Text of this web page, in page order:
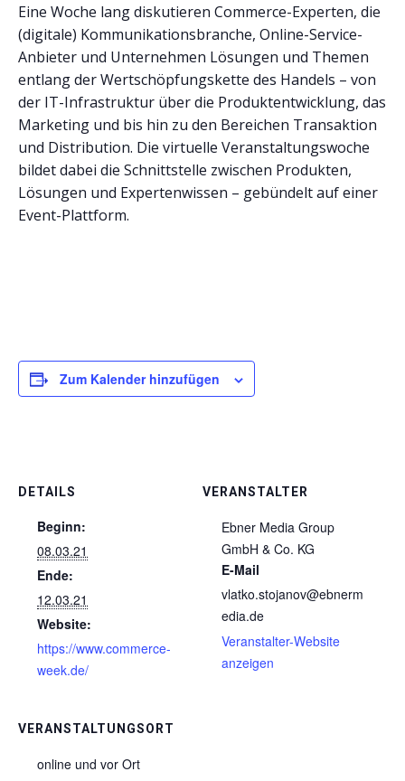
Eine Woche lang diskutieren Commerce-Experten, die
(digitale) Kommunikationsbranche, Online-Service-
Anbieter und Unternehmen Lösungen und Themen
entlang der Wertschöpfungskette des Handels – von
der IT-Infrastruktur über die Produktentwicklung, das
Marketing und bis hin zu den Bereichen Transaktion
und Distribution. Die virtuelle Veranstaltungswoche
bildet dabei die Schnittstelle zwischen Produkten,
Lösungen und Expertenwissen – gebündelt auf einer
Event-Plattform.
Zum Kalender hinzufügen
DETAILS
Beginn:
08.03.21
Ende:
12.03.21
Website:
https://www.commerce-
week.de/
VERANSTALTUNGSORT
online und vor Ort
VERANSTALTER
Ebner Media Group
GmbH & Co. KG
E-Mail
vlatko.stojanov@ebnerm
edia.de
Veranstalter-Website
anzeigen